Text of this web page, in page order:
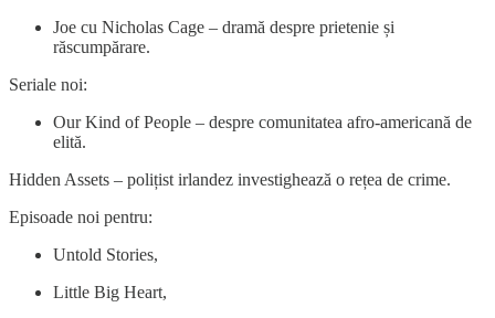
Joe cu Nicholas Cage – dramă despre prietenie și
răscumpărare.
Seriale noi:
Our Kind of People – despre comunitatea afro-americană de
elită.
Hidden Assets – polițist irlandez investighează o rețea de crime.
Episoade noi pentru:
Untold Stories,
Little Big Heart,